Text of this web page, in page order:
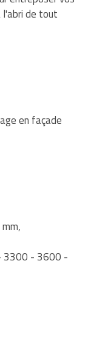
de tout
en façade
3300 - 3600 -